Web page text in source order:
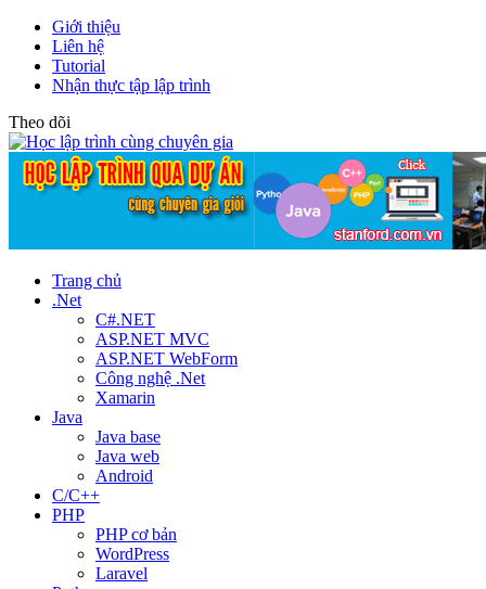
Giới thiệu
Liên hệ
Tutorial
Nhận thực tập lập trình
Theo dõi
Trang chủ
.Net
C#.NET
ASP.NET MVC
ASP.NET WebForm
Công nghệ .Net
Xamarin
Java
Java base
Java web
Android
C/C++
PHP
PHP cơ bản
WordPress
Laravel